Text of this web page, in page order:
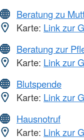
Beratung zu
Karte: Link zur
Beratung zur
Karte: Link zur
Blutspende
Karte: Link zur
Hausnotruf
Karte: Link zur